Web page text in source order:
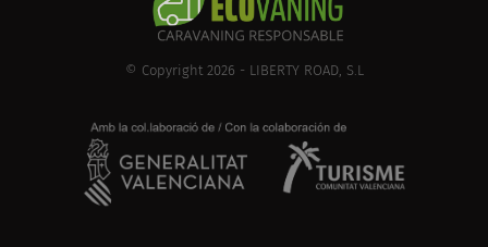
© Copyright 2026 - LIBERTY ROAD, S.L